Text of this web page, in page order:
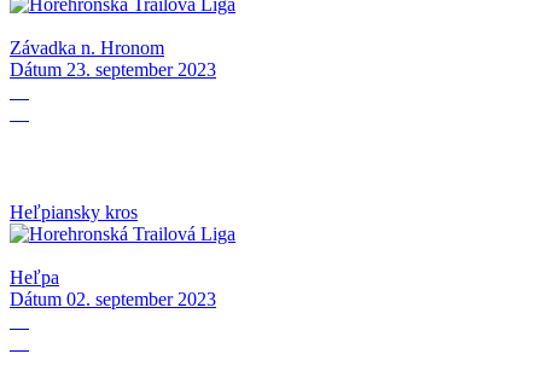
Závadka n. Hronom
Dátum 23. september 2023
Heľpiansky kros
Heľpa
Dátum 02. september 2023